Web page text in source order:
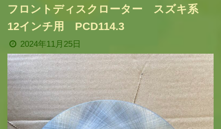
フロントディスクローター スズキ系
12インチ用 PCD114.3
2024年11月25日